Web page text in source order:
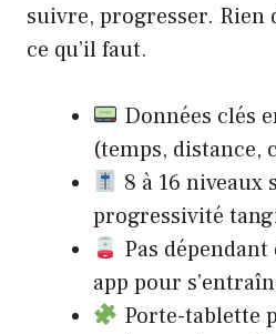
suivre, progresser. Rien
ce qu’il faut.
Données clés
(temps, distance,
8 à 16 niveaux
progressivité
Pas
app pour
Porte-tablette